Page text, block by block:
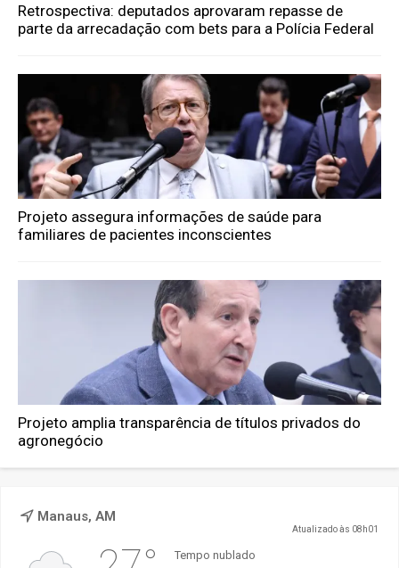
Retrospectiva: deputados aprovaram repasse de
parte da arrecadação com bets para a Polícia Federal
Projeto assegura informações de saúde para
familiares de pacientes inconscientes
Projeto amplia transparência de títulos privados do
agronegócio
Manaus, AM
Atualizado às 08h01
Tempo nublado